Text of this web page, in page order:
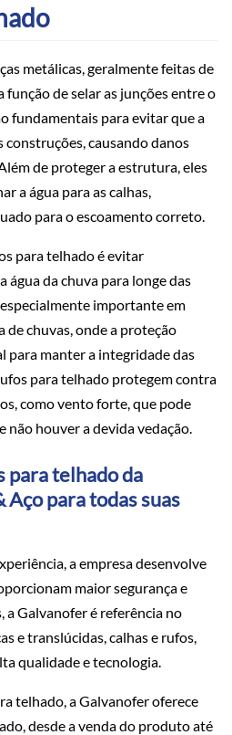
metálicas, geralmente feitas de
função de selar as junções entre o
fundamentais para evitar que a
construções, causando danos
de proteger a estrutura, eles
a água para as calhas,
para o escoamento correto.
para telhado é evitar
da chuva para longe das
importante em
de chuvas, onde a proteção
para manter a integridade das
para telhado protegem contra
como vento forte, que pode
não houver a devida vedação.
para telhado da
para todas suas
a empresa desenvolve
maior segurança e
a Galvanofer é referência no
e translúcidas, calhas e rufos,
qualidade e tecnologia.
telhado, a Galvanofer oferece
desde a venda do produto até